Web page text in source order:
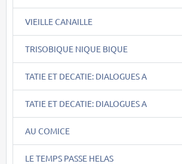
VIEILLE CANAILLE
TRISOBIQUE NIQUE BIQUE
TATIE ET DECATIE: DIALOGUES A
TATIE ET DECATIE: DIALOGUES A
AU COMICE
LE TEMPS PASSE HELAS